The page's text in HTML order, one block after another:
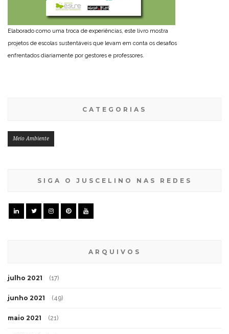
Elaborado como uma troca de experiências, este livro mostra
projetos de escolas sustentáveis que levam em conta os desafios
enfrentados diariamente por gestores e professores.
CATEGORIAS
Meio Ambiente
SIGA O JUSCELINO NAS REDES
ARQUIVOS
julho 2021 (17)
junho 2021 (49)
maio 2021 (21)